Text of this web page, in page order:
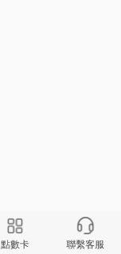
點數卡 聯繫客服